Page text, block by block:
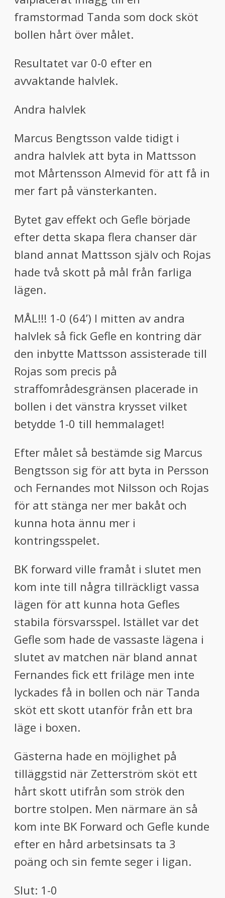
framstormad Tanda som dock sköt
bollen hårt över målet.
Resultatet var 0-0 efter en
avvaktande halvlek.
Andra halvlek
Marcus Bengtsson valde tidigt i
andra halvlek att byta in Mattsson
mot Mårtensson Almevid för att få in
mer fart på vänsterkanten.
Bytet gav effekt och Gefle började
efter detta skapa flera chanser där
bland annat Mattsson själv och Rojas
hade två skott på mål från farliga
lägen.
MÅL!!! 1-0 (64’) I mitten av andra
halvlek så fick Gefle en kontring där
den inbytte Mattsson assisterade till
Rojas som precis på
straffområdesgränsen placerade in
bollen i det vänstra krysset vilket
betydde 1-0 till hemmalaget!
Efter målet så bestämde sig Marcus
Bengtsson sig för att byta in Persson
och Fernandes mot Nilsson och Rojas
för att stänga ner mer bakåt och
kunna hota ännu mer i
kontringsspelet.
BK forward ville framåt i slutet men
kom inte till några tillräckligt vassa
lägen för att kunna hota Gefles
stabila försvarsspel. Istället var det
Gefle som hade de vassaste lägena i
slutet av matchen när bland annat
Fernandes fick ett friläge men inte
lyckades få in bollen och när Tanda
sköt ett skott utanför från ett bra
läge i boxen.
Gästerna hade en möjlighet på
tilläggstid när Zetterström sköt ett
hårt skott utifrån som strök den
bortre stolpen. Men närmare än så
kom inte BK Forward och Gefle kunde
efter en hård arbetsinsats ta 3
poäng och sin femte seger i ligan.
Slut: 1-0